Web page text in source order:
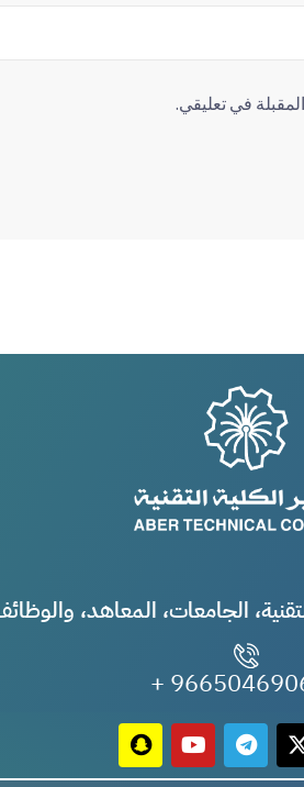
في تعليقي.
الجامعات، المعاهد،